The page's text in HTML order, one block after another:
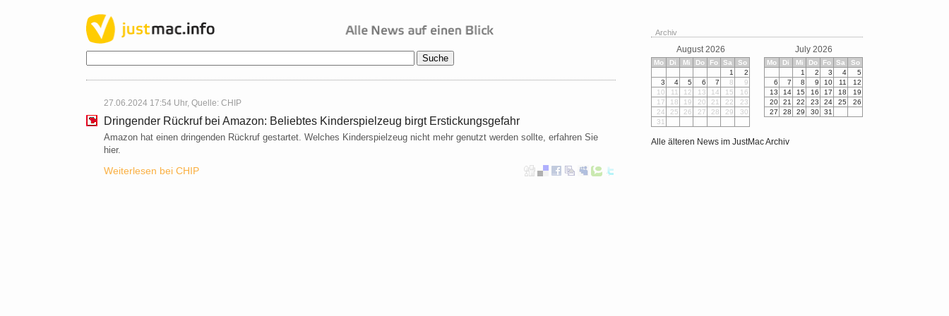
27.06.2024 17:54 Uhr, Quelle: CHIP
Dringender Rückruf bei Amazon: Beliebtes Kinderspielzeug birgt Erstickungsgefahr
Amazon hat einen dringenden Rückruf gestartet. Welches Kinderspielzeug nicht mehr genutzt werden sollte, erfahren Sie
hier.
Weiterlesen bei CHIP
Archiv
August 2026
Mo Di Mi Do Fo Sa
So
1
2
3
4 5 6 7 8
9
10
11 12 13 14 15
16
17
18 19 20 21 22
23
24
25 26 27 28 29
30
31
July 2026
Mo Di Mi Do Fo Sa
So
1
2 3 4
5
6
7 8 9 10 11
12
13
14 15 16 17 18
19
20
21 22 23 24 25
26
27
28 29 30 31
Alle älteren News im JustMac Archiv